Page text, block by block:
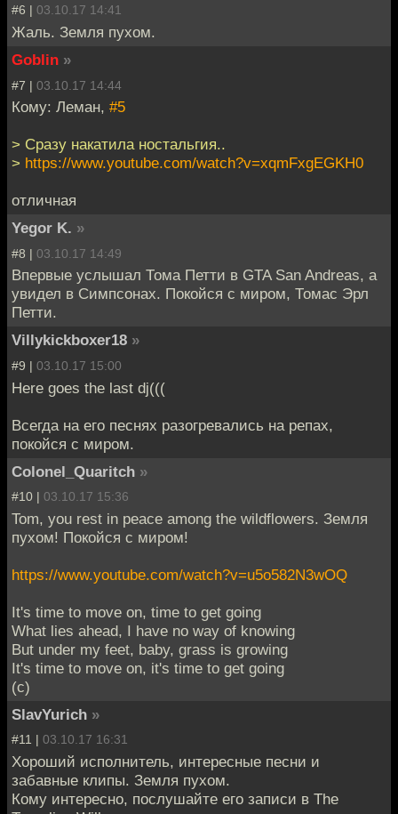
#6 | 03.10.17 14:41
Жаль. Земля пухом.
Goblin »
#7 | 03.10.17 14:44
Кому: Леман, #5
> Сразу накатила ностальгия..
> https://www.youtube.com/watch?v=xqmFxgEGKH0
отличная
Yegor K. »
#8 | 03.10.17 14:49
Впервые услышал Тома Петти в GTA San Andreas, а
увидел в Симпсонах. Покойся с миром, Томас Эрл
Петти.
Villykickboxer18 »
#9 | 03.10.17 15:00
Here goes the last dj(((
Всегда на его песнях разогревались на репах,
покойся с миром.
Colonel_Quaritch »
#10 | 03.10.17 15:36
Tom, you rest in peace among the wildflowers. Земля
пухом! Покойся с миром!
https://www.youtube.com/watch?v=u5o582N3wOQ
It's time to move on, time to get going
What lies ahead, I have no way of knowing
But under my feet, baby, grass is growing
It's time to move on, it's time to get going
(c)
SlavYurich »
#11 | 03.10.17 16:31
Хороший исполнитель, интересные песни и
забавные клипы. Земля пухом.
Кому интересно, послушайте его записи в The